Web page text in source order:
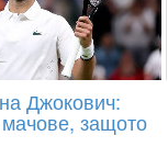
Джокович:
защото